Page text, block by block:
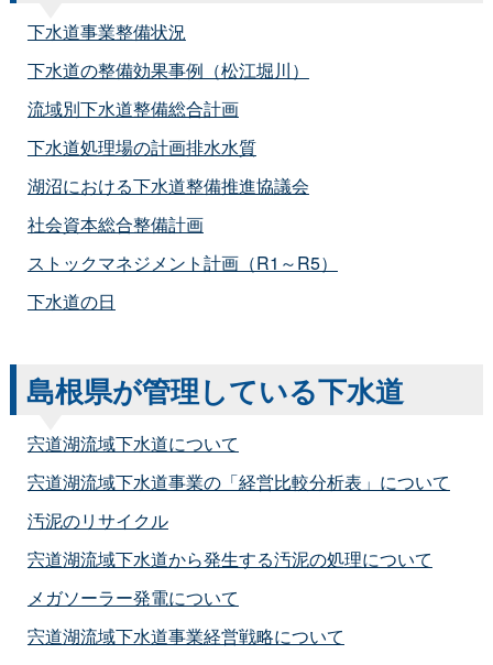
下水道事業整備状況
下水道の整備効果事例（松江堀川）
流域別下水道整備総合計画
下水道処理場の計画排水水質
湖沼における下水道整備推進協議会
社会資本総合整備計画
ストックマネジメント計画（R1～R5）
下水道の日
島根県が管理している下水道
宍道湖流域下水道について
宍道湖流域下水道事業の「経営比較分析表」について
汚泥のリサイクル
宍道湖流域下水道から発生する汚泥の処理について
メガソーラー発電について
宍道湖流域下水道事業経営戦略について